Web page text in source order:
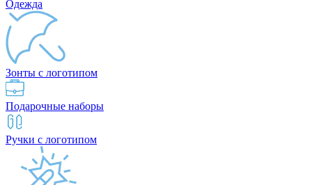
Одежда
Зонты с логотипом
Подарочные наборы
Ручки с логотипом